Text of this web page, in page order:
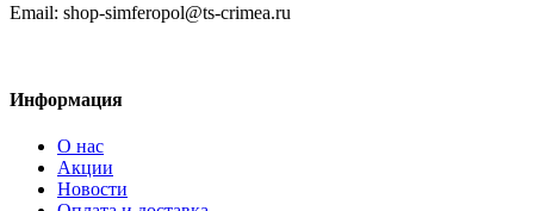
Email: shop-simferopol@ts-crimea.ru
Информация
О нас
Акции
Новости